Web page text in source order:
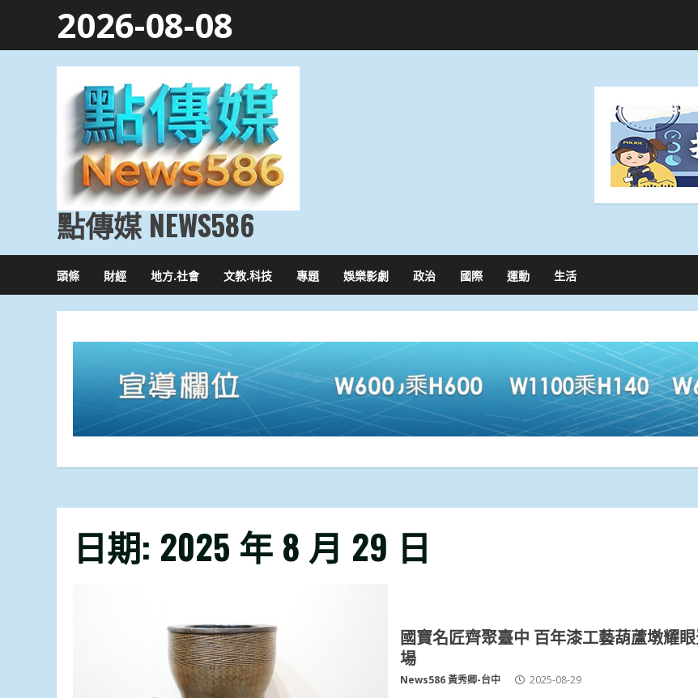
2026-08-08
點傳媒 NEWS586
頭條 財經 地方.社會 文教.科技 專題 娛樂影劇 政治 國際 運動 生活
日期: 2025 年 8 月 29 日
國寶名匠齊聚臺中 百年漆工藝葫蘆墩耀
場
News586 黃秀卿-台中 2025-08-29